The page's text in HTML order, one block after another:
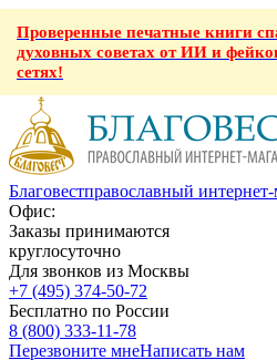
Проверенные печатные книги
духовных советах от ИИ и
сетях!
Благовестправославный интернет-
Офис:
Заказы принимаются
круглосуточно
Для звонков из Москвы
+7 (495) 374-50-72
Бесплатно по России
8 (800) 333-11-78
Перезвоните мнеНаписать нам